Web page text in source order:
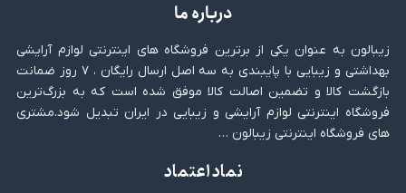
درباره ما
زیبالون به عنوان یکی از برترین فروشگاه های اینترنتی لوازم آرایشی
بهداشتی و زیبایی با پایبندی به سه اصل ارسال رایگان ، ۷ روز ضمانت
بازگشت کالا و تضمین اصالت کالا موفق شده است که به بزرگ‌ترین
فروشگاه اینترنتی لوازم آرایشی و زیبایی در ایران تبدیل شود.مشتری
های فروشگاه اینترنتی زیبالون …
نماد اعتماد